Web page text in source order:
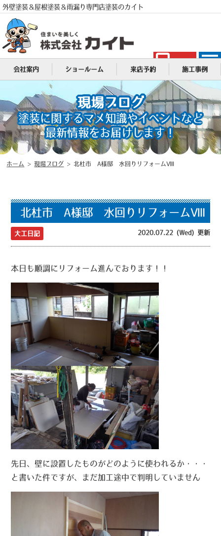
外壁塗装＆屋根塗装＆雨漏り専門店塗装のカイト
電話 MENU
会社案内 ショールーム 来店予約 施工事例
現場ブログ
塗装に関するマメ知識やイベントなど
最新情報をお届けします！
ホーム >現場ブログ >北杜市 A様邸 水回りリフォームⅧ
北杜市 A様邸 水回りリフォームⅧ
大工日記 2020.07.22 (Wed) 更新
本日も順調にリフォーム進んでおります！！
先日、壁に設置したものがどのように使われるか・・・
と書いた件ですが、まだ加工途中で判明していません